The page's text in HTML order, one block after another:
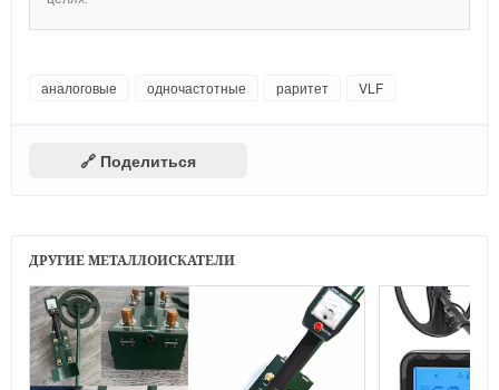
аналоговые одночастотные раритет VLF
🔗 Поделиться
ДРУГИЕ МЕТАЛЛОИСКАТЕЛИ